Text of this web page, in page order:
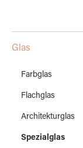
Glas
Farbglas
Flachglas
Architekturglas
Spezialglas